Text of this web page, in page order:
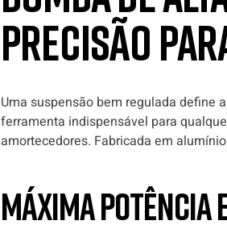
Precisão
Uma suspensão bem regulada define
ferramenta indispensável para
amortecedores. Fabricada em
Máxima